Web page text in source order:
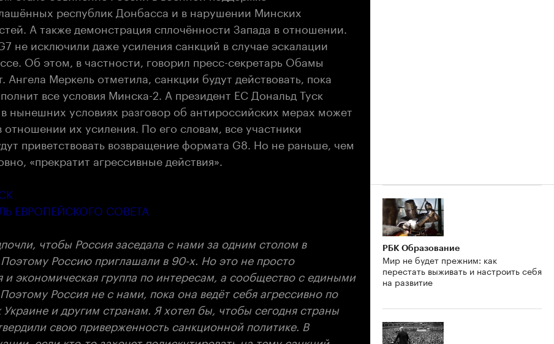
республик Донбасса и в нарушении Минских
А также демонстрация сплочённости Запада в отношении.
не исключили даже усиления санкций в случае эскалации
Об этом, в частности, говорил пресс-секретарь Обамы
Меркель отметила, санкции будут действовать, пока
все условия Минска-2. А президент ЕС Дональд Туск
нынешних условиях разговор об антироссийских мерах может
отношении их усиления. По его словам, все участники
приветствовать возвращение формата G8. Но не раньше, чем
«прекратит агрессивные действия».
ЕВРОПЕЙСКОГО СОВЕТА
чтобы Россия заседала с нами за одним столом в
Россию приглашали в 90-х. Но это не просто
и экономическая группа по интересам, а сообщество с едиными
Россия не с нами, пока она ведёт себя агрессивно по
и другим странам. Я хотел бы, чтобы сегодня страны
свою приверженность санкционной политике. В
РБК Образование
Мир не будет прежним: как
перестать выживать и настроить себя
на развитие